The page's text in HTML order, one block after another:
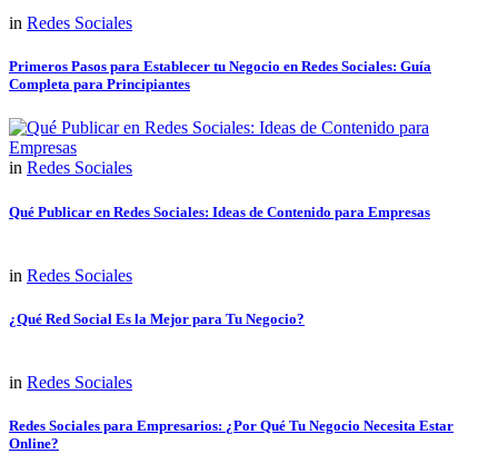
in Redes Sociales
Primeros Pasos para Establecer tu Negocio en Redes Sociales: Guía
Completa para Principiantes
in Redes Sociales
Qué Publicar en Redes Sociales: Ideas de Contenido para Empresas
in Redes Sociales
¿Qué Red Social Es la Mejor para Tu Negocio?
in Redes Sociales
Redes Sociales para Empresarios: ¿Por Qué Tu Negocio Necesita Estar
Online?